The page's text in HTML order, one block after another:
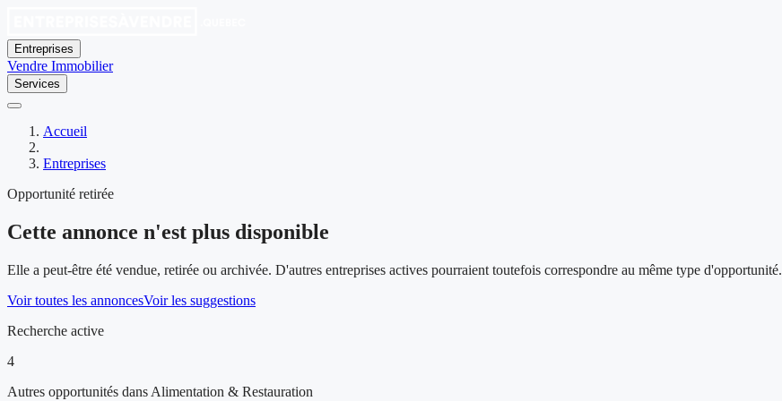
Entreprises
Vendre Immobilier
Services
Accueil
Entreprises
Opportunité retirée
Cette annonce n'est plus disponible
Elle a peut-être été vendue, retirée ou archivée. D'autres entreprises actives pourraient toutefois correspondre au même type d'opportunité.
Voir toutes les annoncesVoir les suggestions
Recherche active
4
Autres opportunités dans Alimentation & Restauration